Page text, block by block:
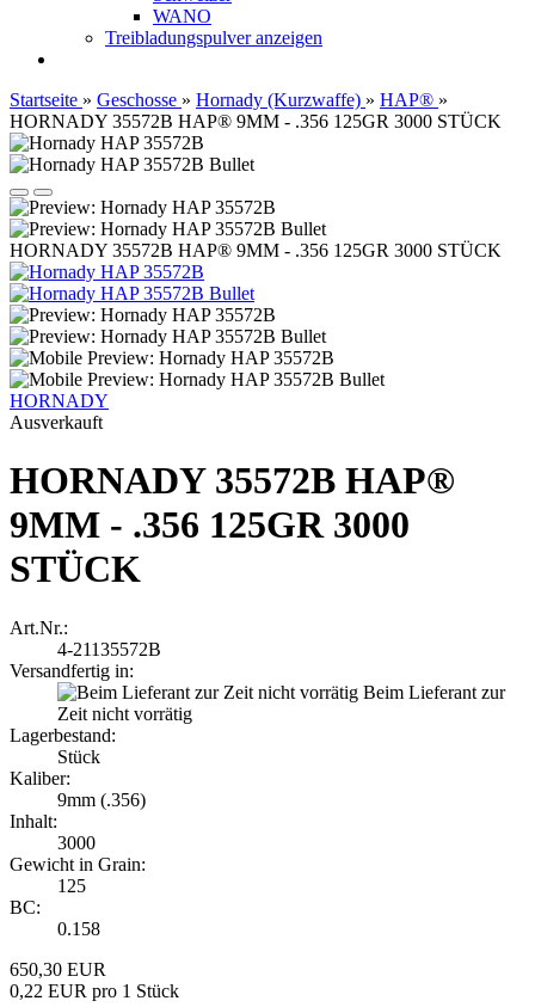
WANO
Treibladungspulver anzeigen
Startseite » Geschosse » Hornady (Kurzwaffe) » HAP® »
HORNADY 35572B HAP® 9MM - .356 125GR 3000 STÜCK
HORNADY 35572B HAP® 9MM - .356 125GR 3000 STÜCK
HORNADY
Ausverkauft
HORNADY 35572B HAP®
9MM - .356 125GR 3000
STÜCK
Art.Nr.:
4-21135572B
Versandfertig in:
Beim Lieferant zur
Zeit nicht vorrätig
Lagerbestand:
Stück
Kaliber:
9mm (.356)
Inhalt:
3000
Gewicht in Grain:
125
BC:
0.158
650,30 EUR
0,22 EUR pro 1 Stück